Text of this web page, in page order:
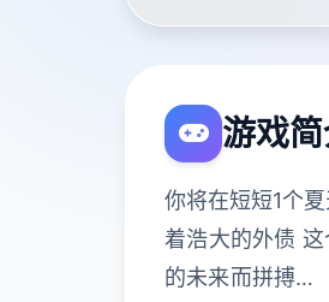
游戏
你将在短短1个
着浩大的外债
的未来而拼搏…